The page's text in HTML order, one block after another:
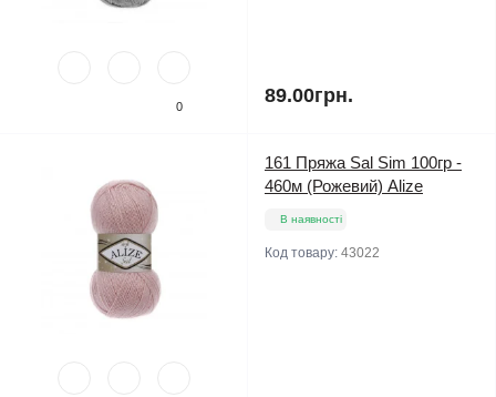
0 89.00грн.
161 Пряжа Sal Sim 100гр -
460м (Рожевий) Alize
В наявності
Код товару: 43022